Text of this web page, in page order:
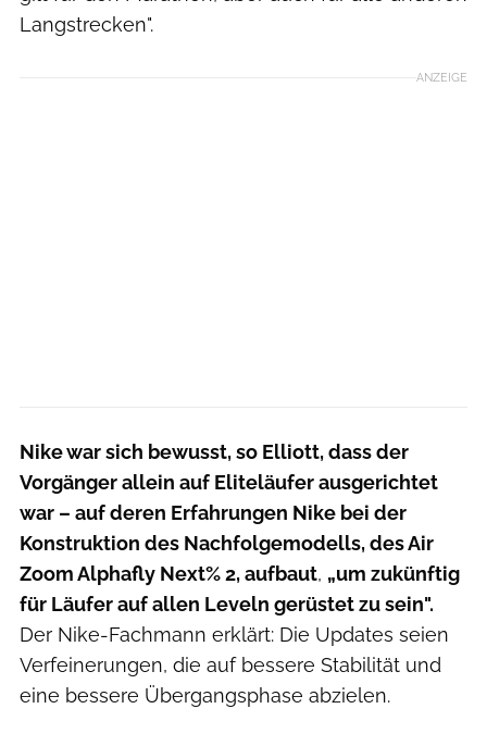
Langstrecken".
ANZEIGE
Nike war sich bewusst, so Elliott, dass der
Vorgänger allein auf Eliteläufer ausgerichtet
war – auf deren Erfahrungen Nike bei der
Konstruktion des Nachfolgemodells, des Air
Zoom Alphafly Next% 2, aufbaut, „um zukünftig
für Läufer auf allen Leveln gerüstet zu sein".
Der Nike-Fachmann erklärt: Die Updates seien
Verfeinerungen, die auf bessere Stabilität und
eine bessere Übergangsphase abzielen.